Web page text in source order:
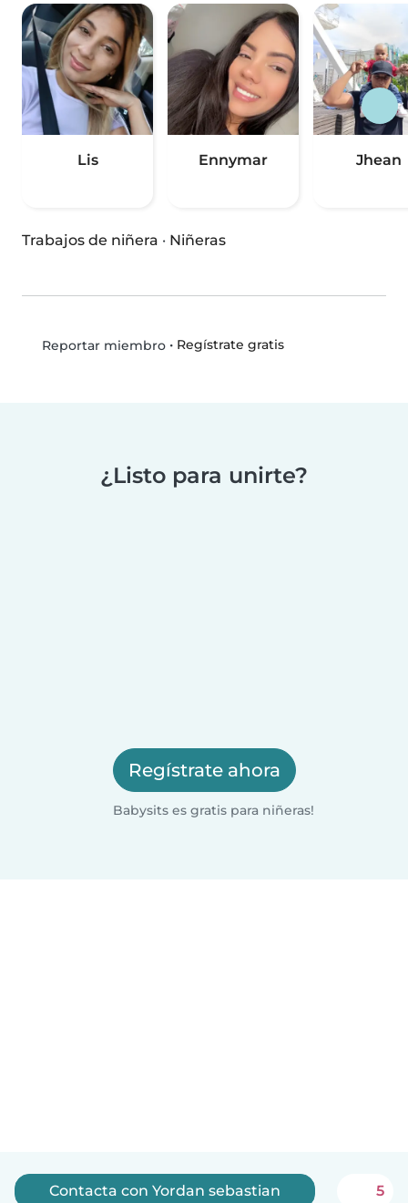
Lis Ennymar Jhean
Trabajos de niñera · Niñeras
Reportar miembro• Regístrate gratis
¿Listo para unirte?
Regístrate ahora
Babysits es gratis para niñeras!
Contacta con Yordan sebastian 5